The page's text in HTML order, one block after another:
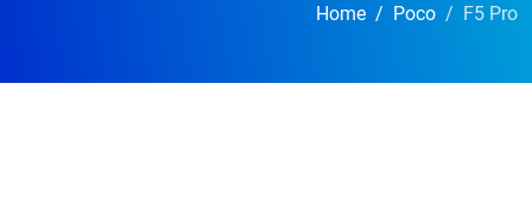
Home Poco F5 Pro